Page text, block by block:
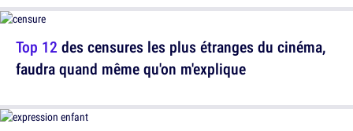
Top 12 des censures les plus étranges du cinéma,
faudra quand même qu'on m'explique